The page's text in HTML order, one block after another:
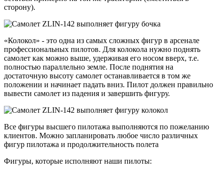
сторону).
«Колокол» - это одна из самых сложных фигур в арсенале
профессиональных пилотов. Для колокола нужно поднять
самолет как можно выше, удерживая его носом вверх, т.е.
полностью параллельно земле. После поднятия на
достаточную высоту самолет останавливается в том же
положении и начинает падать вниз. Пилот должен правильно
вывести самолет из падения и завершить фигуру.
Все фигуры высшего пилотажа выполняются по пожеланию
клиентов. Можно запланировать любое число различных
фигур пилотажа и продолжительность полета
Фигуры, которые исполняют наши пилоты: